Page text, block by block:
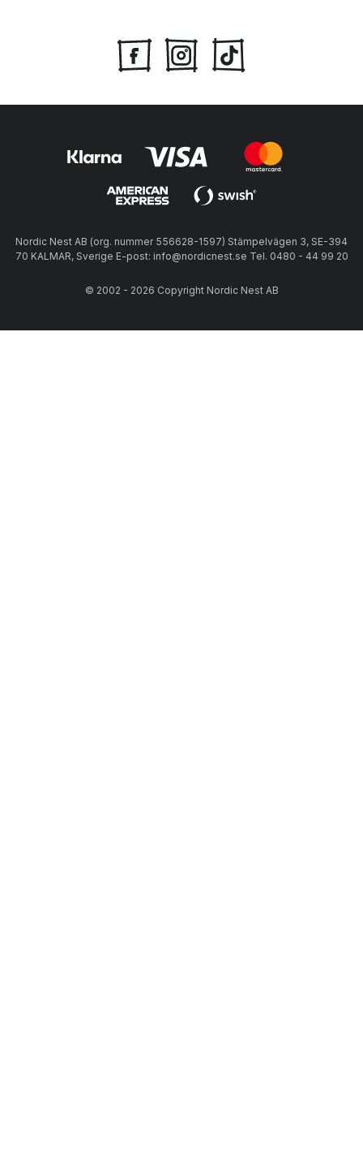
Nordic Nest AB (org. nummer 556628-1597) Stämpelvägen 3, SE-394
70 KALMAR, Sverige E-post: info@nordicnest.se Tel. 0480 - 44 99 20
© 2002 - 2026 Copyright Nordic Nest AB